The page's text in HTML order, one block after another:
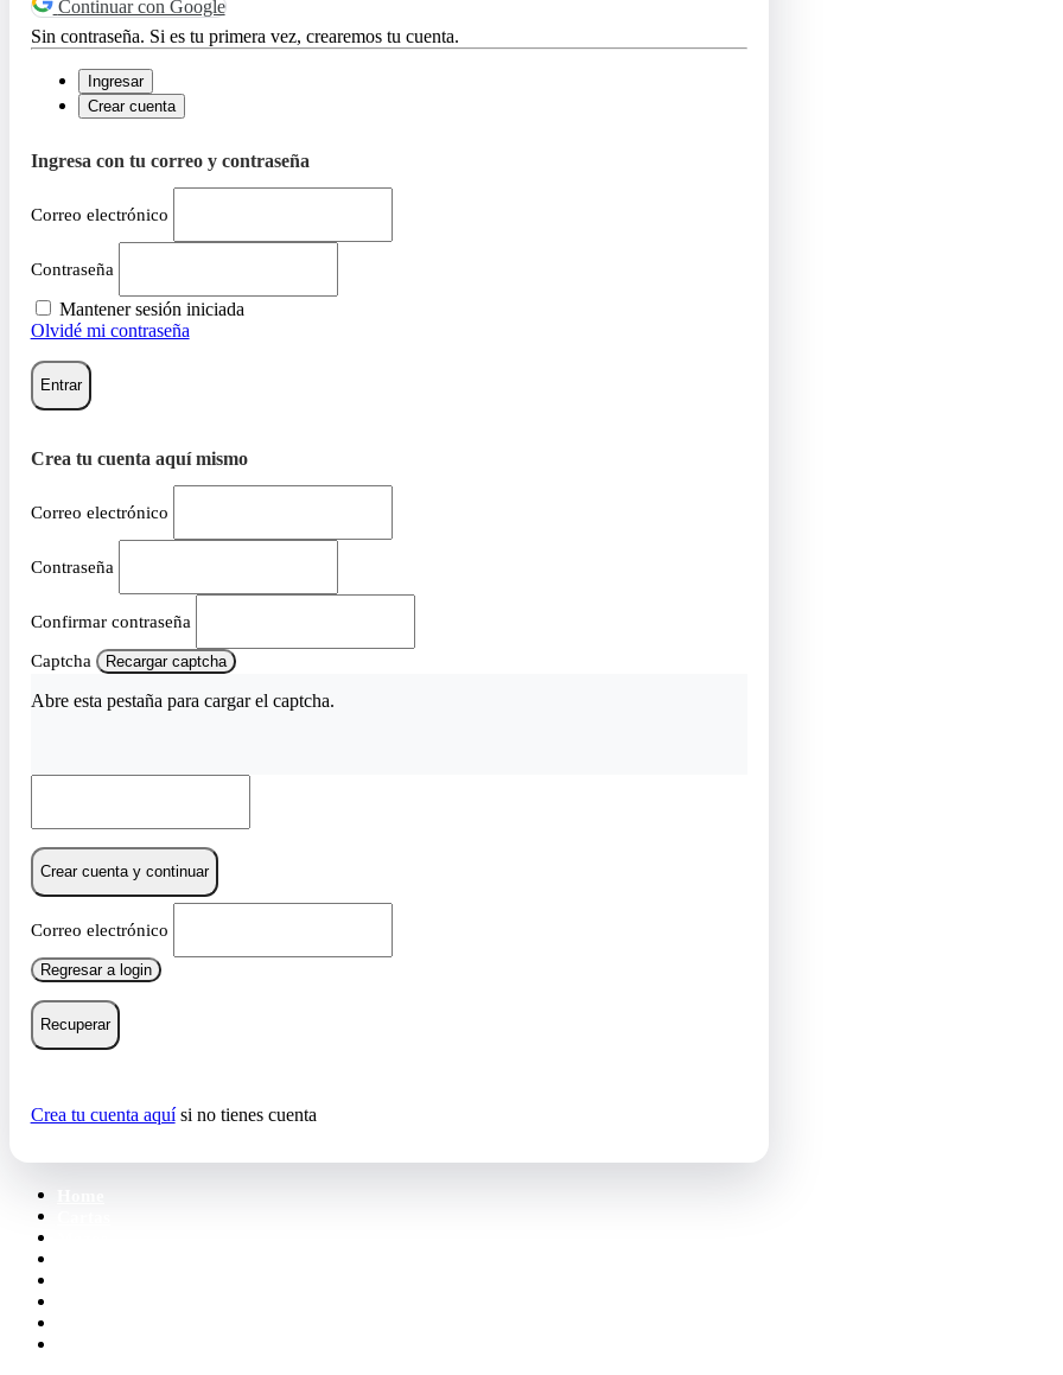
Continuar con Google
Sin contraseña. Si es tu primera vez, crearemos tu cuenta.
Ingresar
Crear cuenta
Ingresa con tu correo y contraseña
Correo electrónico
Contraseña
Mantener sesión iniciada
Olvidé mi contraseña
Entrar
Crea tu cuenta aquí mismo
Correo electrónico
Contraseña
Confirmar contraseña
Captcha Recargar captcha
Abre esta pestaña para cargar el captcha.
Crear cuenta y continuar
Correo electrónico
Regresar a login
Recuperar
Crea tu cuenta aquísi no tienes cuenta